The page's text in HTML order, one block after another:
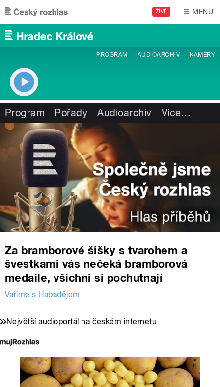
Přejít k hlavnímu obsahu
ŽIVĚ MENU
PROGRAM AUDIOARCHIV KAMERY
Program Pořady Audioarchiv Více…
Za bramborové šišky s tvarohem a
švestkami vás nečeká bramborová
medaile, všichni si pochutnají
Vaříme s Habadějem
Největší audioportál na českém internetu